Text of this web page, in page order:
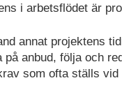
i arbetsflödet är
annat projektens
på anbud, följa och
som ofta ställs